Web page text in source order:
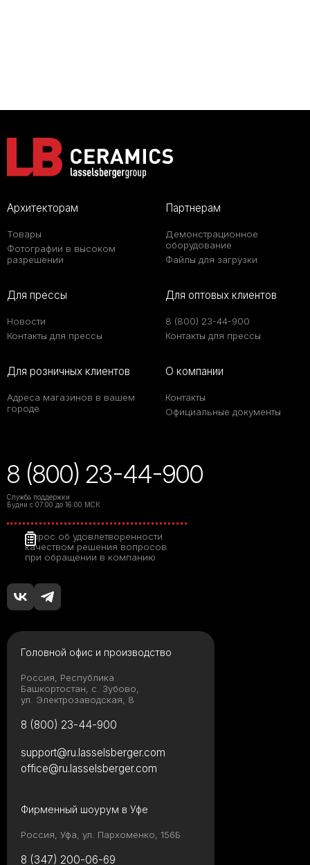
Архитекторам
Товары
Фотографии в высоком
разрешении
Партнерам
Демонстрационное
оборудование
Файлы для загрузки
Для прессы
Новости
Контакты для прессы
Для оптовых клиентов
8 (800) 23-44-900
Контакты для прессы
Для розничных клиентов
Адреса магазинов в вашем
городе
О компании
Контакты
Официальные документы
8 (800) 23-44-900
Служба поддержки
Будни с 07:00 до 16:00 МСК
Опрос об удовлетворенности
качеством решения вопросов
при обращении в компанию
Головной офис и производство
Россия, Республика
Башкортостан, с. Зубово,
ул. Электрозаводская, 8
8 (800) 23-44-900
Фирменный шоурум в Уфе
Россия, Уфа, ул. Пархоменко, 156Б
8 (347) 200-06-69
support@ru.lasselsberger.com
office@ru.lasselsberger.com